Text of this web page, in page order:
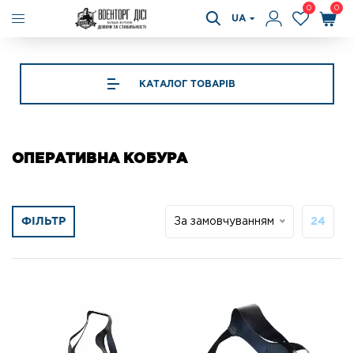
UA
0 0
КАТАЛОГ ТОВАРІВ
ОПЕРАТИВНА КОБУРА
ФІЛЬТР За замовчуванням 24